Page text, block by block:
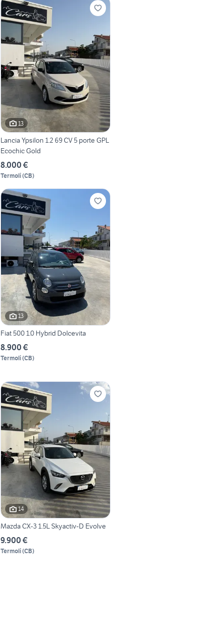
13
Lancia Ypsilon 1.2 69 CV 5 porte GPL
Ecochic Gold
8.000 €
Termoli(CB)
13
Fiat 500 1.0 Hybrid Dolcevita
8.900 €
Termoli(CB)
14
Mazda CX-3 1.5L Skyactiv-D Evolve
9.900 €
Termoli(CB)